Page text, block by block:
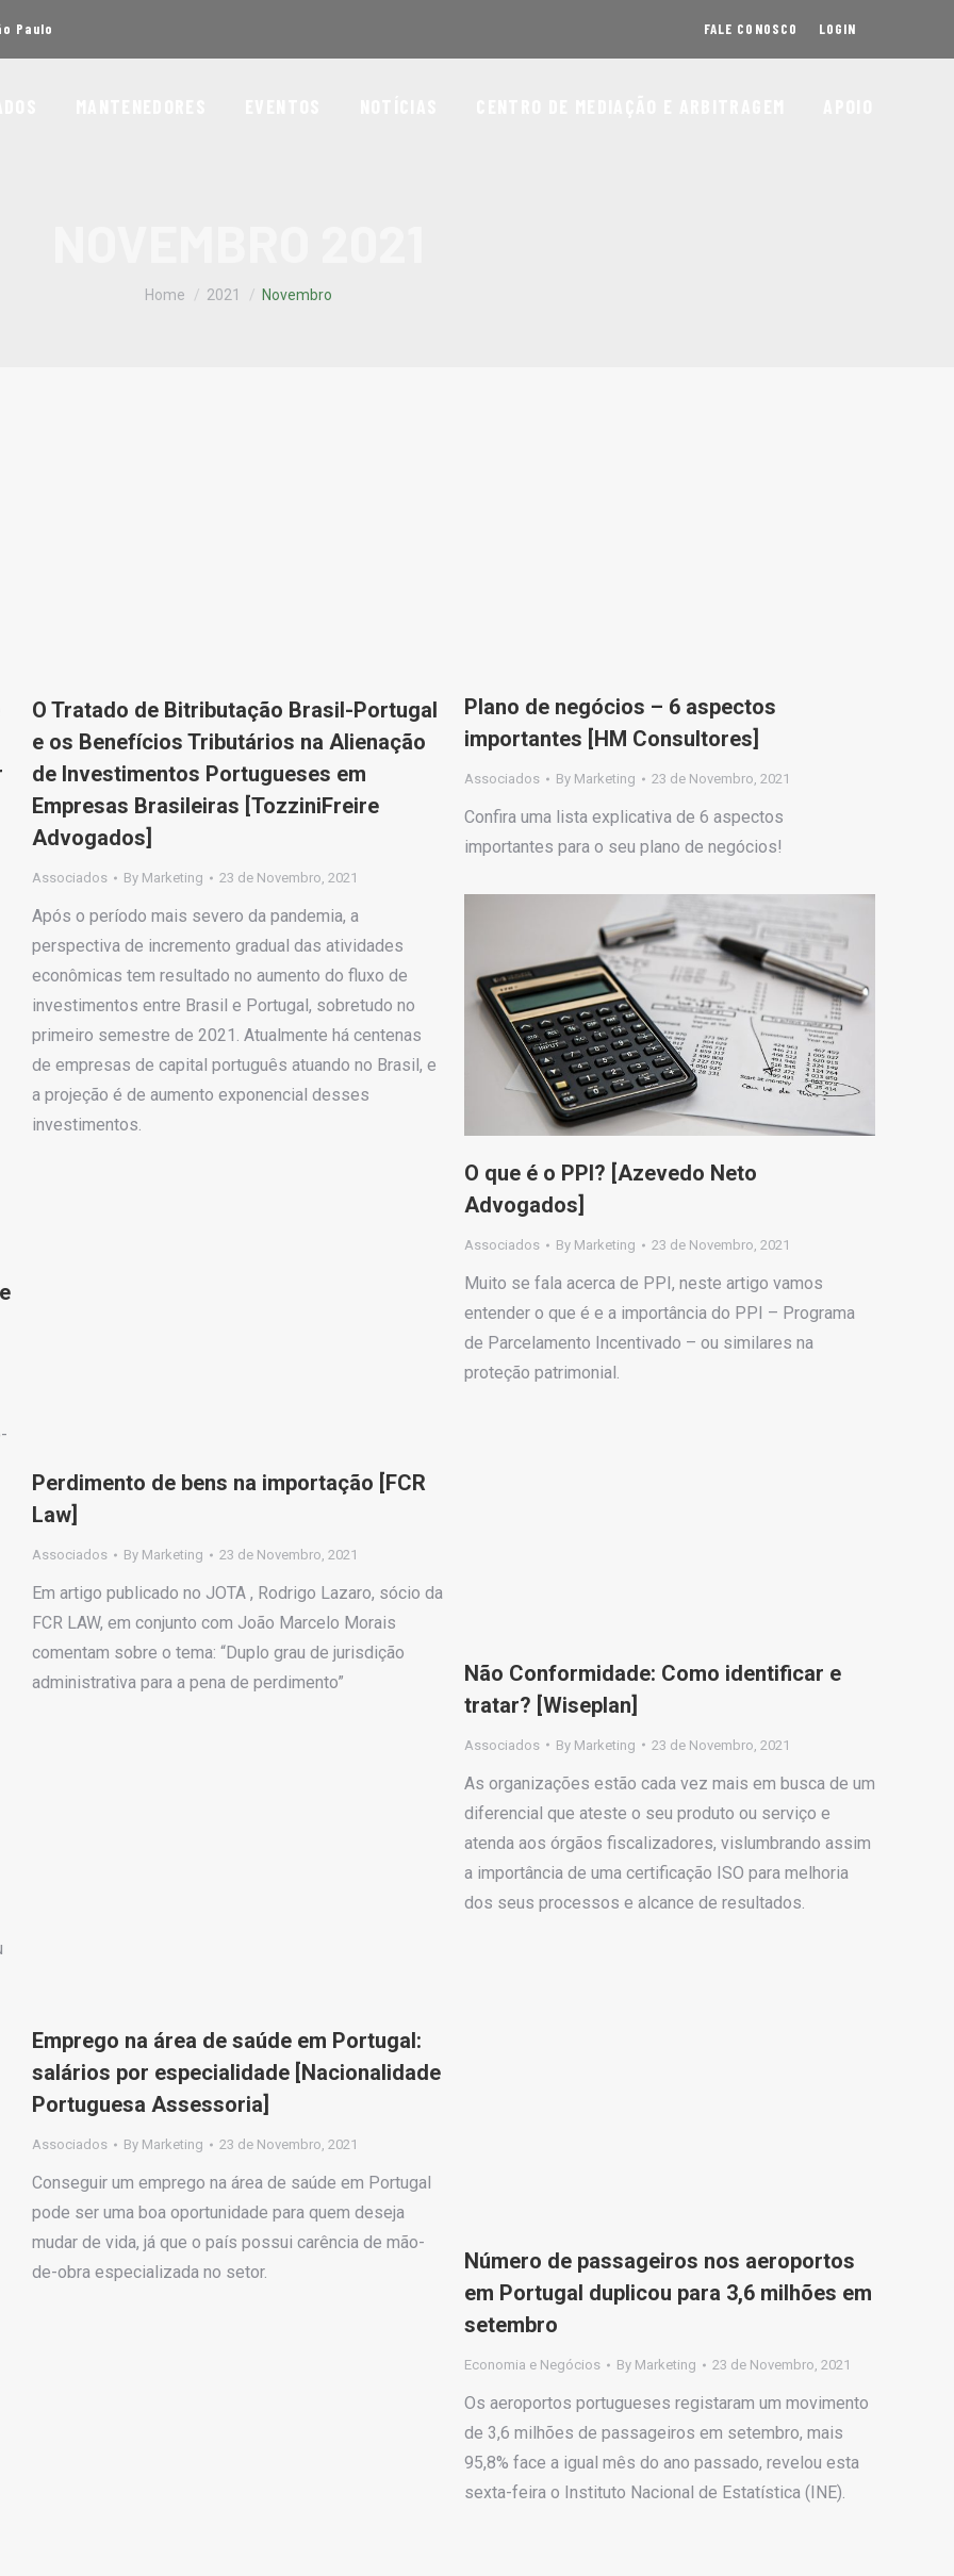
Paulo FALE CONOSCO LOGIN
You are here:
Home 2021 Novembro
O Tratado de Bitributação Brasil-Portugal
e os Benefícios Tributários na Alienação
de Investimentos Portugueses em
Empresas Brasileiras [TozziniFreire
Advogados]
Associados By Marketing 23 de Novembro, 2021
Após o período mais severo da pandemia, a
perspectiva de incremento gradual das atividades
econômicas tem resultado no aumento do fluxo de
investimentos entre Brasil e Portugal, sobretudo no
primeiro semestre de 2021. Atualmente há centenas
de empresas de capital português atuando no Brasil, e
a projeção é de aumento exponencial desses
investimentos.
Plano de negócios – 6 aspectos
importantes [HM Consultores]
Associados By Marketing 23 de Novembro, 2021
Confira uma lista explicativa de 6 aspectos
importantes para o seu plano de negócios!
O que é o PPI? [Azevedo Neto
Advogados]
Associados By Marketing 23 de Novembro, 2021
Muito se fala acerca de PPI, neste artigo vamos
entender o que é e a importância do PPI – Programa
de Parcelamento Incentivado – ou similares na
proteção patrimonial.
Perdimento de bens na importação [FCR
Law]
Associados By Marketing 23 de Novembro, 2021
Em artigo publicado no JOTA , Rodrigo Lazaro, sócio da
FCR LAW, em conjunto com João Marcelo Morais
comentam sobre o tema: “Duplo grau de jurisdição
administrativa para a pena de perdimento”
Não Conformidade: Como identificar e
tratar? [Wiseplan]
Associados By Marketing 23 de Novembro, 2021
As organizações estão cada vez mais em busca de um
diferencial que ateste o seu produto ou serviço e
atenda aos órgãos fiscalizadores, vislumbrando assim
a importância de uma certificação ISO para melhoria
dos seus processos e alcance de resultados.
Emprego na área de saúde em Portugal:
salários por especialidade [Nacionalidade
Portuguesa Assessoria]
Associados By Marketing 23 de Novembro, 2021
Conseguir um emprego na área de saúde em Portugal
pode ser uma boa oportunidade para quem deseja
mudar de vida, já que o país possui carência de mão-
de-obra especializada no setor.
Número de passageiros nos aeroportos
em Portugal duplicou para 3,6 milhões em
setembro
Economia e Negócios By Marketing 23 de Novembro, 2021
Os aeroportos portugueses registaram um movimento
de 3,6 milhões de passageiros em setembro, mais
95,8% face a igual mês do ano passado, revelou esta
sexta-feira o Instituto Nacional de Estatística (INE).